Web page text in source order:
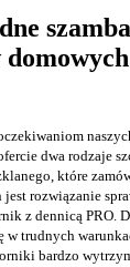
dwa rodzaje
które
rozwiązanie
z dennicą PRO.
w trudnych
bardzo